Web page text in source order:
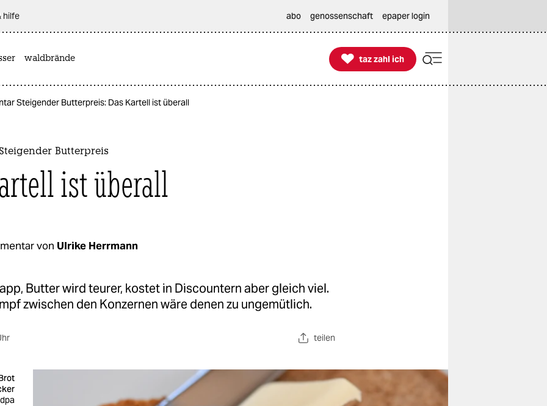
hilfe abo genossenschaft epaper login
waldbrände 
taz zahl ich
taz zahl ich
Steigender Butterpreis: Das Kartell ist überall
Butterpreis
ist überall
von Ulrike Herrmann
Butter wird teurer, kostet in Discountern aber gleich viel.
zwischen den Konzernen wäre denen zu ungemütlich.
teilen